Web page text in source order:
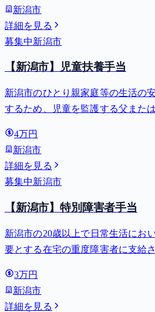
新潟市
詳細を見る
募集中新潟市
【新潟市】児童扶養手当
新潟市のひとり親家庭等の生活の
するため、児童を監護する父また
4万円
新潟市
詳細を見る
募集中新潟市
【新潟市】特別障害者手当
新潟市の20歳以上で日常生活にお
要とする在宅の重度障害者に支給
3万円
新潟市
詳細を見る